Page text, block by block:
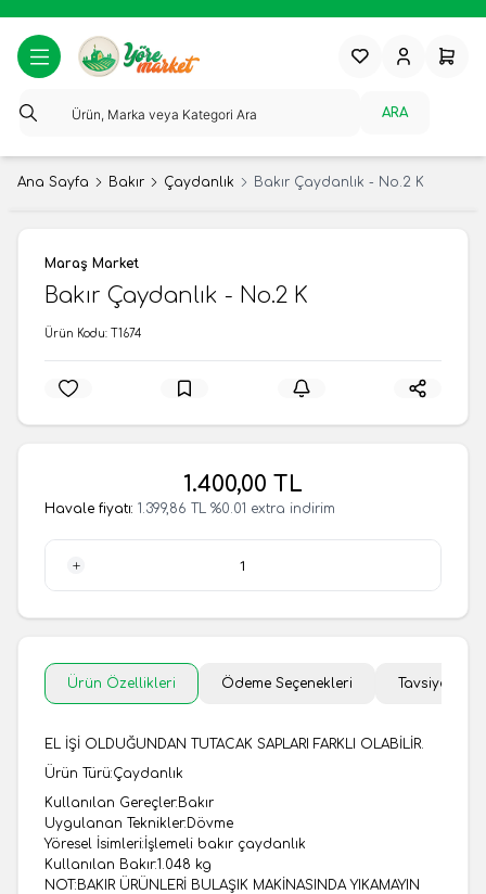
ARA
FavorilerimHesabım
Ana Sayfa Bakır Çaydanlık Bakır Çaydanlık - No.2 K
Maraş Market
Bakır Çaydanlık - No.2 K
Ürün Kodu: T1674
1.400,00 TL
Havale fiyatı: 1.399,86 TL %0.01 extra indirim
Ürün Özellikleri Ödeme Seçenekleri Tavsiye Et
EL İŞİ OLDUĞUNDAN TUTACAK SAPLARI FARKLI OLABİLİR.
Ürün Türü:Çaydanlık
Kullanılan Gereçler:Bakır
Uygulanan Teknikler:Dövme
Yöresel İsimleri:İşlemeli bakır çaydanlık
Kullanılan Bakır:1.048 kg
NOT:BAKIR ÜRÜNLERİ BULAŞIK MAKİNASINDA YIKAMAYIN